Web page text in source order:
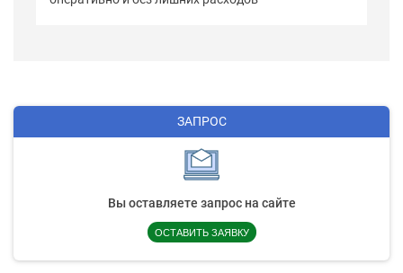
ЗАПРОС
Вы оставляете запрос на сайте
ОСТАВИТЬ ЗАЯВКУ